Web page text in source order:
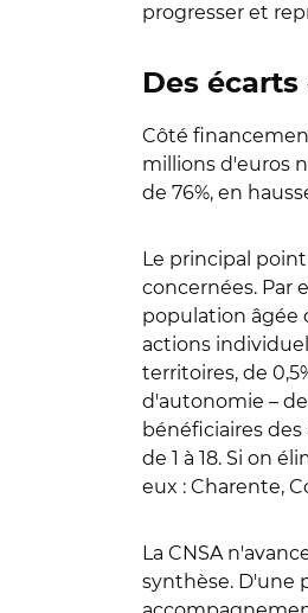
progresser et
Des
Côté
millions d'euros
de 76%, en
Le principal
concernées. Par
population âgée
actions
territoires, de
d'autonomie –
bénéficiaires des
de 1 à 18. Si on
eux : Charente,
La CNSA
synthèse. D'une